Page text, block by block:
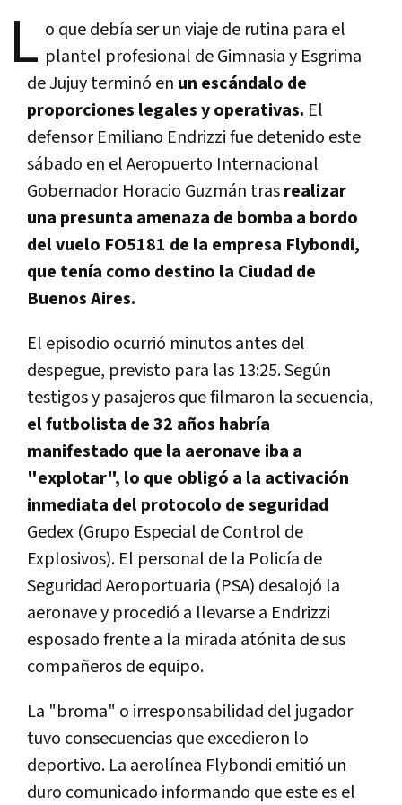
L o que debía ser un viaje de rutina para el
plantel profesional de Gimnasia y Esgrima
de Jujuy terminó en un escándalo de
proporciones legales y operativas. El
defensor Emiliano Endrizzi fue detenido este
sábado en el Aeropuerto Internacional
Gobernador Horacio Guzmán trasrealizar
una presunta amenaza de bomba a bordo
del vuelo FO5181 de la empresa Flybondi,
que tenía como destino la Ciudad de
Buenos Aires.
El episodio ocurrió minutos antes del
despegue, previsto para las 13:25. Según
testigos y pasajeros que filmaron la secuencia,
el futbolista de 32 años habría
manifestado que la aeronave iba a
"explotar", lo que obligó a la activación
inmediata del protocolo de seguridad
Gedex (Grupo Especial de Control de
Explosivos). El personal de la Policía de
Seguridad Aeroportuaria (PSA) desalojó la
aeronave y procedió a llevarse a Endrizzi
esposado frente a la mirada atónita de sus
compañeros de equipo.
La "broma" o irresponsabilidad del jugador
tuvo consecuencias que excedieron lo
deportivo. La aerolínea Flybondi emitió un
duro comunicado informando que este es el